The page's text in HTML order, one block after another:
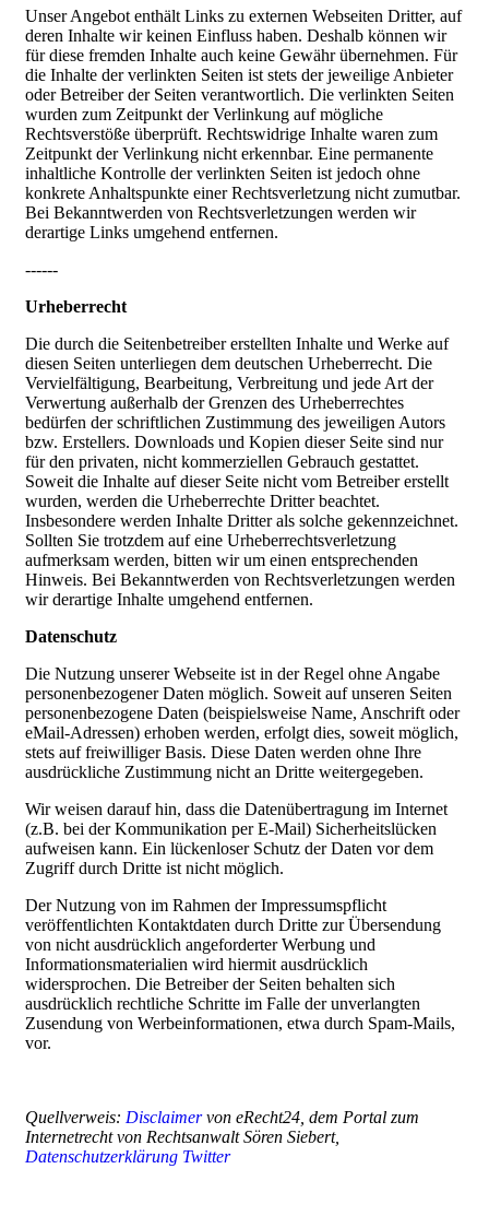
Unser Angebot enthält Links zu externen Webseiten Dritter, auf
deren Inhalte wir keinen Einfluss haben. Deshalb können wir
für diese fremden Inhalte auch keine Gewähr übernehmen. Für
die Inhalte der verlinkten Seiten ist stets der jeweilige Anbieter
oder Betreiber der Seiten verantwortlich. Die verlinkten Seiten
wurden zum Zeitpunkt der Verlinkung auf mögliche
Rechtsverstöße überprüft. Rechtswidrige Inhalte waren zum
Zeitpunkt der Verlinkung nicht erkennbar. Eine permanente
inhaltliche Kontrolle der verlinkten Seiten ist jedoch ohne
konkrete Anhaltspunkte einer Rechtsverletzung nicht zumutbar.
Bei Bekanntwerden von Rechtsverletzungen werden wir
derartige Links umgehend entfernen.
------
Urheberrecht
Die durch die Seitenbetreiber erstellten Inhalte und Werke auf
diesen Seiten unterliegen dem deutschen Urheberrecht. Die
Vervielfältigung, Bearbeitung, Verbreitung und jede Art der
Verwertung außerhalb der Grenzen des Urheberrechtes
bedürfen der schriftlichen Zustimmung des jeweiligen Autors
bzw. Erstellers. Downloads und Kopien dieser Seite sind nur
für den privaten, nicht kommerziellen Gebrauch gestattet.
Soweit die Inhalte auf dieser Seite nicht vom Betreiber erstellt
wurden, werden die Urheberrechte Dritter beachtet.
Insbesondere werden Inhalte Dritter als solche gekennzeichnet.
Sollten Sie trotzdem auf eine Urheberrechtsverletzung
aufmerksam werden, bitten wir um einen entsprechenden
Hinweis. Bei Bekanntwerden von Rechtsverletzungen werden
wir derartige Inhalte umgehend entfernen.
Datenschutz
Die Nutzung unserer Webseite ist in der Regel ohne Angabe
personenbezogener Daten möglich. Soweit auf unseren Seiten
personenbezogene Daten (beispielsweise Name, Anschrift oder
eMail-Adressen) erhoben werden, erfolgt dies, soweit möglich,
stets auf freiwilliger Basis. Diese Daten werden ohne Ihre
ausdrückliche Zustimmung nicht an Dritte weitergegeben.
Wir weisen darauf hin, dass die Datenübertragung im Internet
(z.B. bei der Kommunikation per E-Mail) Sicherheitslücken
aufweisen kann. Ein lückenloser Schutz der Daten vor dem
Zugriff durch Dritte ist nicht möglich.
Der Nutzung von im Rahmen der Impressumspflicht
veröffentlichten Kontaktdaten durch Dritte zur Übersendung
von nicht ausdrücklich angeforderter Werbung und
Informationsmaterialien wird hiermit ausdrücklich
widersprochen. Die Betreiber der Seiten behalten sich
ausdrücklich rechtliche Schritte im Falle der unverlangten
Zusendung von Werbeinformationen, etwa durch Spam-Mails,
vor.
Quellverweis: Disclaimervon eRecht24, dem Portal zum
Internetrecht von Rechtsanwalt Sören Siebert,
Datenschutzerklärung Twitter